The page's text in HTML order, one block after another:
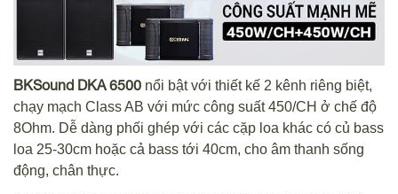
BKSound DKA 6500 nổi bật với thiết kế 2 kênh riêng biệt,
chạy mạch Class AB với mức công suất 450/CH ở chế độ
8Ohm. Dễ dàng phối ghép với các cặp loa khác có củ bass
loa 25-30cm hoặc cả bass tới 40cm, cho âm thanh sống
động, chân thực.